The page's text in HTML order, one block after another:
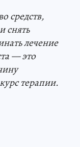
средств,
снять
лечение
— это
терапии.